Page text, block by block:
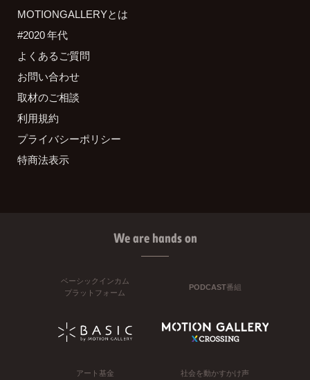
MOTIONGALLERYとは
#2020 年代
よくあるご質問
お問い合わせ
取材のご相談
利用規約
プライバシーポリシー
特商法表示
We are hands on
ベーシックインカム
プラットフォーム
PODCAST番組
アート基金 社会を動かすかけ声